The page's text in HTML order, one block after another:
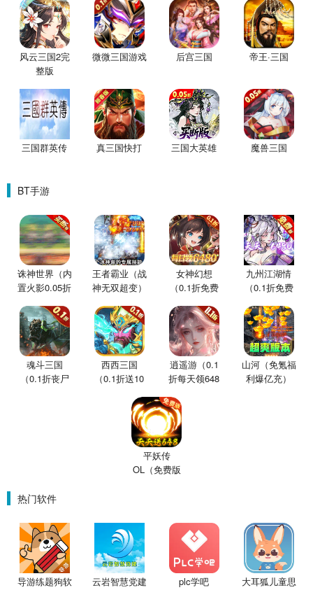
风云三国2完
整版
微微三国游戏 后宫三国 帝王·三国
三国群英传 真三国快打 三国大英雄 魔兽三国
BT手游
诛神世界（内
置火影0.05折
王者霸业（战
神无双超变）
女神幻想
（0.1折免费
九州江湖情
（0.1折免费
魂斗三国
（0.1折丧尸
西西三国
（0.1折送10
逍遥游（0.1
折每天领648
山河（免氪福
利爆亿充）
平妖传
OL（免费版
热门软件
导游练题狗软
云岩智慧党建
plc学吧
大耳狐儿童思